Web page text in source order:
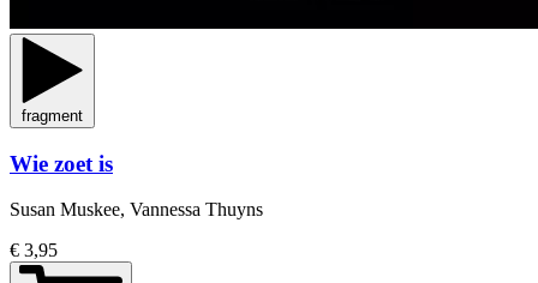
fragment
Wie zoet is
Susan Muskee, Vannessa Thuyns
€ 3,95